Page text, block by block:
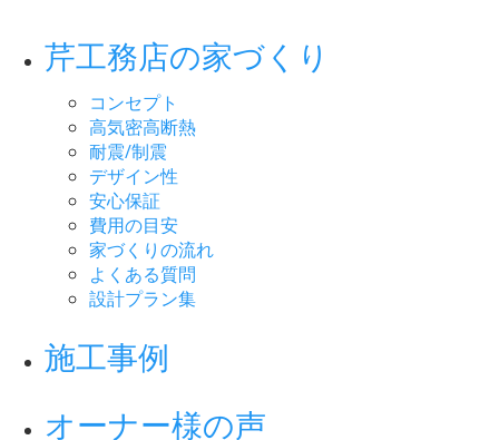
芹工務店の家づくり
コンセプト
高気密高断熱
耐震/制震
デザイン性
安心保証
費用の目安
家づくりの流れ
よくある質問
設計プラン集
施工事例
オーナー様の声